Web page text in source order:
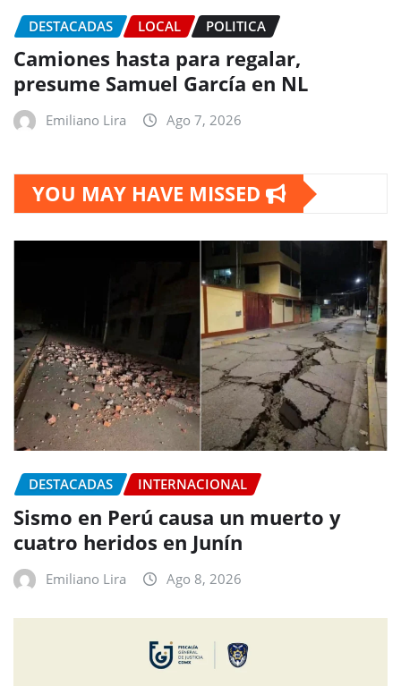
DESTACADAS LOCAL POLITICA
Camiones hasta para regalar,
presume Samuel García en NL
Emiliano Lira Ago 7, 2026
YOU MAY HAVE MISSED
DESTACADAS INTERNACIONAL
Sismo en Perú causa un muerto y
cuatro heridos en Junín
Emiliano Lira Ago 8, 2026